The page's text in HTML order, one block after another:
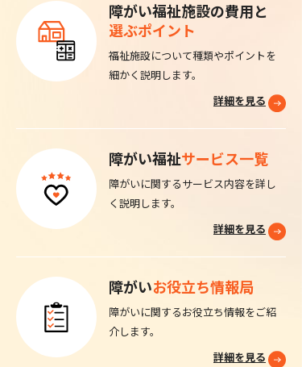
イフが運営しています。施設の運営とは
毛色が違いますが、なぜ始めたんです
か。 選択肢を増やしても、その選択肢が
知られていなければ、ないのと同じだか
らです。どんなにいい施設があっても、
本人やご家族が存在を知らなければ選べ
ません。実際、「近くにどんな施設があ
いいのか分からない」という声は、現場
でずっと聞いてきました。 だから、全国
の障がい福祉施設を探せるポータルサイ
トとして「みんなの障がい」をつくりま
した。自社の施設を紹介するためのサイ
トではなくて、業界全体の入り口にした
いと思っています。 選択肢を「つくる」
のサイトです。両方そろって、はじめて
選べるようになる。そう考えています。
これからやりたいこと ──最後に、これ
からやりたいことを教えてください。 ま
ずは「みんなの障がい」をもっと充実さ
せて、いろんな方の困りごとに応えられ
るサービスにしていきたいです。 ワンラ
障がい福祉施設の費用と
選ぶポイント
福祉施設について種類やポイントを
細かく説明します。
詳細を見る
障がい福祉サービス一覧
障がいに関するサービス内容を詳し
く説明します。
詳細を見る
障がいお役立ち情報局
障がいに関するお役立ち情報をご紹
介します。
詳細を見る